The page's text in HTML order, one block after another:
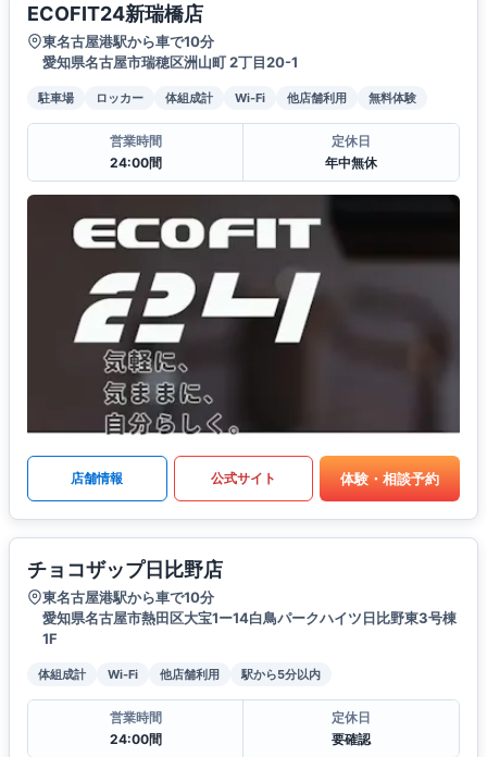
ECOFIT24新瑞橋店
東名古屋港駅から車で10分
愛知県名古屋市瑞穂区洲山町 2丁目20-1
駐車場 ロッカー 体組成計 Wi-Fi 他店舗利用 無料体験
営業時間
24:00間
定休日
年中無休
店舗情報 公式サイト 体験・相談予約
チョコザップ日比野店
東名古屋港駅から車で10分
愛知県名古屋市熱田区大宝1ー14白鳥パークハイツ日比野東3号棟
1F
体組成計 Wi-Fi 他店舗利用 駅から5分以内
営業時間
24:00間
定休日
要確認